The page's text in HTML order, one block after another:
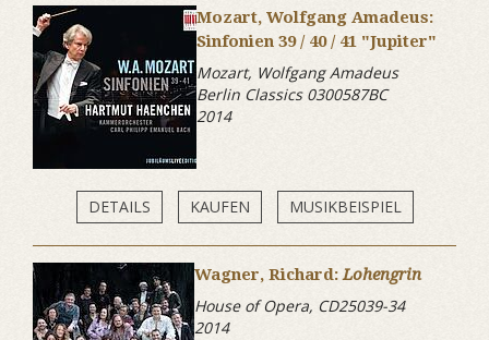
Mozart, Wolfgang Amadeus:
Sinfonien 39 / 40 / 41 "Jupiter"
Mozart, Wolfgang Amadeus
Berlin Classics 0300587BC
2014
DETAILS KAUFEN MUSIKBEISPIEL
Wagner, Richard:Lohengrin
House of Opera, CD25039-34
2014